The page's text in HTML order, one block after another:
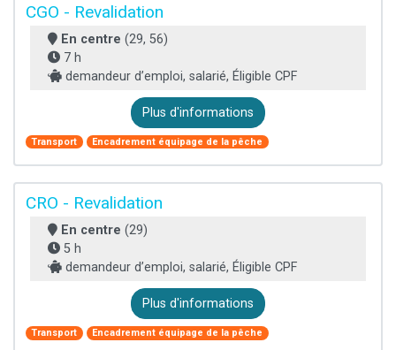
CGO - Revalidation
En centre (29, 56)
7 h
demandeur d’emploi, salarié, Éligible CPF
Plus d'informations
Transport Encadrement équipage de la pêche
CRO - Revalidation
En centre (29)
5 h
demandeur d’emploi, salarié, Éligible CPF
Plus d'informations
Transport Encadrement équipage de la pêche